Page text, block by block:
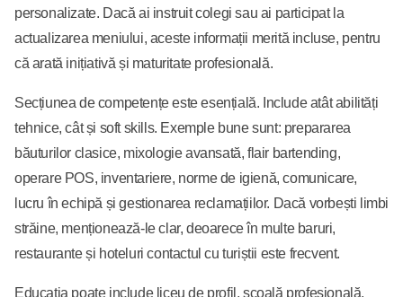
personalizate. Dacă ai instruit colegi sau ai participat la
actualizarea meniului, aceste informații merită incluse, pentru
că arată inițiativă și maturitate profesională.
Secțiunea de competențe este esențială. Include atât abilități
tehnice, cât și soft skills. Exemple bune sunt: prepararea
băuturilor clasice, mixologie avansată, flair bartending,
operare POS, inventariere, norme de igienă, comunicare,
lucru în echipă și gestionarea reclamațiilor. Dacă vorbești limbi
străine, menționează-le clar, deoarece în multe baruri,
restaurante și hoteluri contactul cu turiștii este frecvent.
Educația poate include liceu de profil, școală profesională,